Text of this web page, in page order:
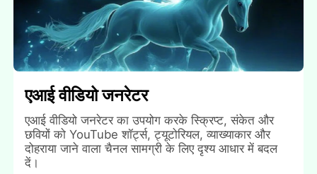
एआई वीडियो जनरेटर
एआई वीडियो जनरेटर का उपयोग करके स्क्रिप्ट, संकेत और
छवियों को YouTube शॉर्ट्स, ट्यूटोरियल, व्याख्याकार और
दोहराया जाने वाला चैनल सामग्री के लिए दृश्य आधार में बदल
दें।